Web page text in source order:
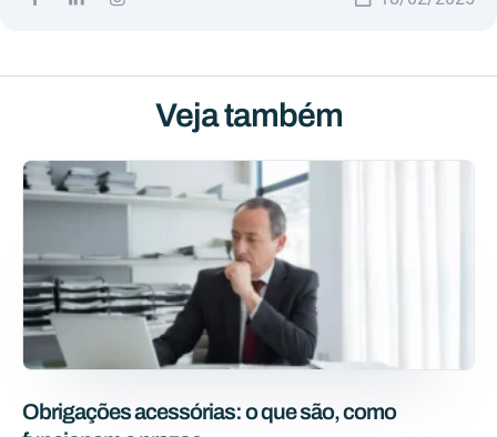
Veja também
Obrigações acessórias: o que são, como